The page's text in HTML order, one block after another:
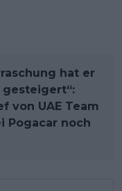
hat er
von UAE Team
Pogacar noch